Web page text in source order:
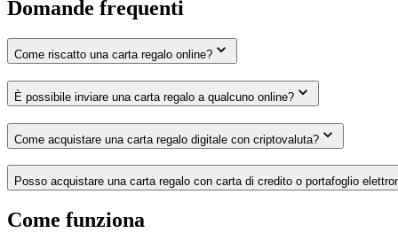
Domande frequenti
Come riscatto una carta regalo online?
È possibile inviare una carta regalo a qualcuno online?
Come acquistare una carta regalo digitale con criptovaluta?
Posso acquistare una carta regalo con carta di credito o portafoglio
Come funziona